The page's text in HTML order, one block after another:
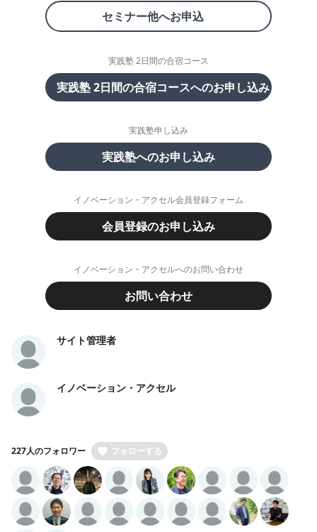
セミナー他へお申込
実践塾 2日間の合宿コース
実践塾 2日間の合宿コースへのお申し込み
実践塾申し込み
実践塾へのお申し込み
イノベーション・アクセル会員登録フォーム
会員登録のお申し込み
イノベーション・アクセルへのお問い合わせ
お問い合わせ
サイト管理者
イノベーション・アクセル
227人のフォロワー フォローする